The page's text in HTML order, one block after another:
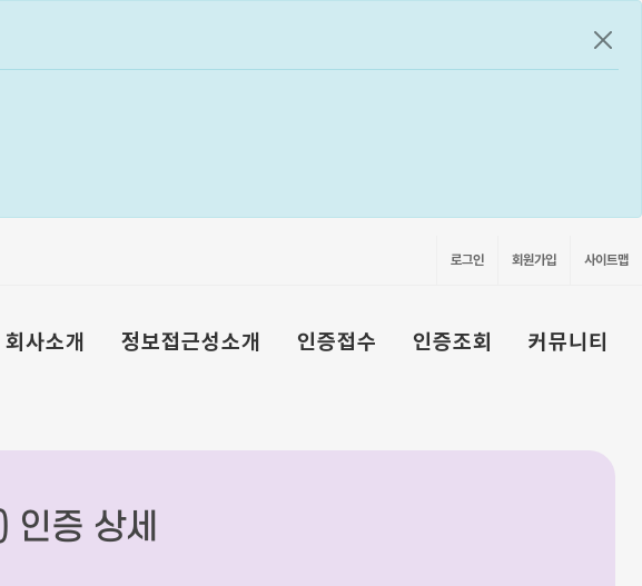
공지
로그인 회원가입 사이트맵
회사소개 정보접근성소개 인증접수 인증조회 커뮤니티
인증 상세